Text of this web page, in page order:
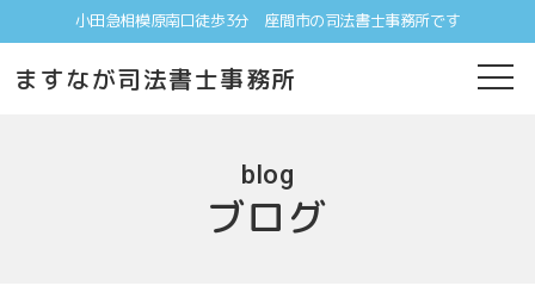
小田急相模原南口徒歩3分 座間市の司法書士事務所です
ますなが司法書士事務所
blog
ブログ